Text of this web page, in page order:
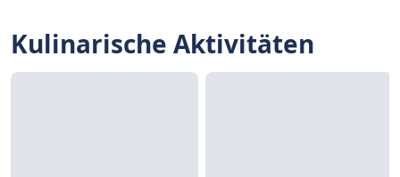
Kulinarische Aktivitäten